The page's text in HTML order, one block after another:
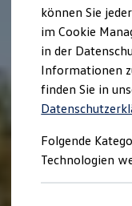
Angebote und
Aktuelle
E-Auto-
Die
Junge
Leasing
können Sie
im Cookie
in der
Informationen
finden Sie in
Folgende
Technologien